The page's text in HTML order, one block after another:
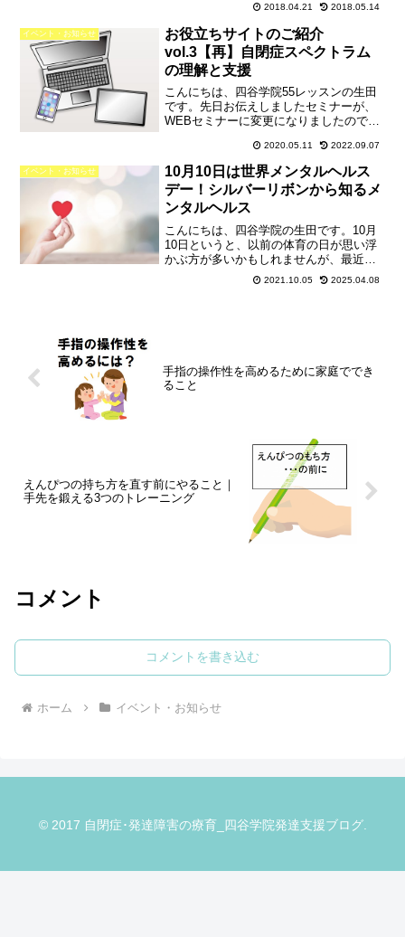
子どもの健やかな成長について国民全体
で考えよう！というこ...
2018.04.21 2018.05.14
イベント・お知らせ
お役立ちサイトのご紹介
vol.3【再】自閉症スペクトラム
の理解と支援
こんにちは、四谷学院55レッスンの生田
です。先日お伝えしましたセミナーが、
WEBセミナーに変更になりましたのでお
で実施予定でしたが、新型コロナウイル
ス感染症の拡大を受けてWEB開催（ライ
ブ配信）に変更にな...
2020.05.11 2022.09.07
イベント・お知らせ
10月10日は世界メンタルヘルス
デー！シルバーリボンから知るメ
ンタルヘルス
こんにちは、四谷学院の生田です。10月
10日というと、以前の体育の日が思い浮
かぶ方が多いかもしれませんが、最近で
は世界メンタルヘルスデーとして知られ
るようになってきました。イベント当日
2021.10.05 2025.04.08
手指の操作性を高めるために家庭ででき
ること
えんぴつの持ち方を直す前にやること｜
手先を鍛える3つのトレーニング
コメント
コメントを書き込む
ホーム イベント・お知らせ
© 2017 自閉症･発達障害の療育_四谷学院発達支援ブログ.